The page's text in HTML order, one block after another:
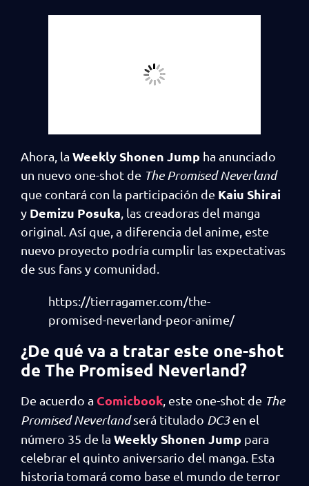
Ahora, la Weekly Shonen Jump ha anunciado
un nuevo one-shot de The Promised Neverland
que contará con la participación de Kaiu Shirai
y Demizu Posuka , las creadoras del manga
original. Así que, a diferencia del anime, este
nuevo proyecto podría cumplir las expectativas
de sus fans y comunidad.
https://tierragamer.com/the-
promised-neverland-peor-anime/
¿De qué va a tratar este one-shot
de The Promised Neverland?
De acuerdo a Comicbook , este one-shot de The
Promised Neverlandserá titulado DC3en el
número 35 de la Weekly Shonen Jump para
celebrar el quinto aniversario del manga. Esta
historia tomará como base el mundo de terror